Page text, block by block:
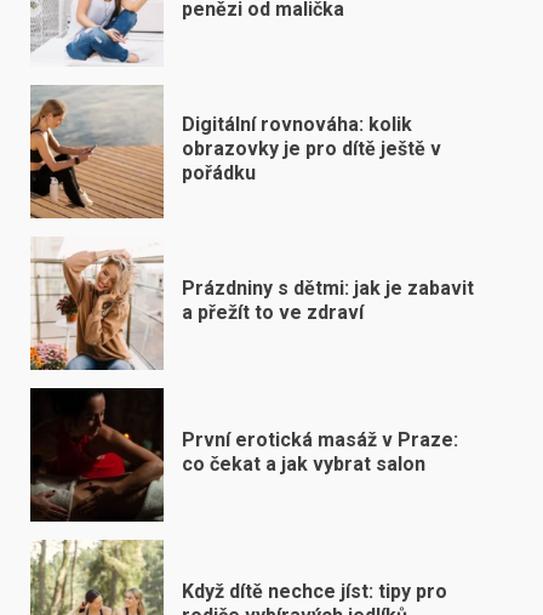
penězi od malička
Digitální rovnováha: kolik
obrazovky je pro dítě ještě v
pořádku
Prázdniny s dětmi: jak je zabavit
a přežít to ve zdraví
První erotická masáž v Praze:
co čekat a jak vybrat salon
Když dítě nechce jíst: tipy pro